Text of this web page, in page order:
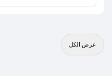
عرض الكل